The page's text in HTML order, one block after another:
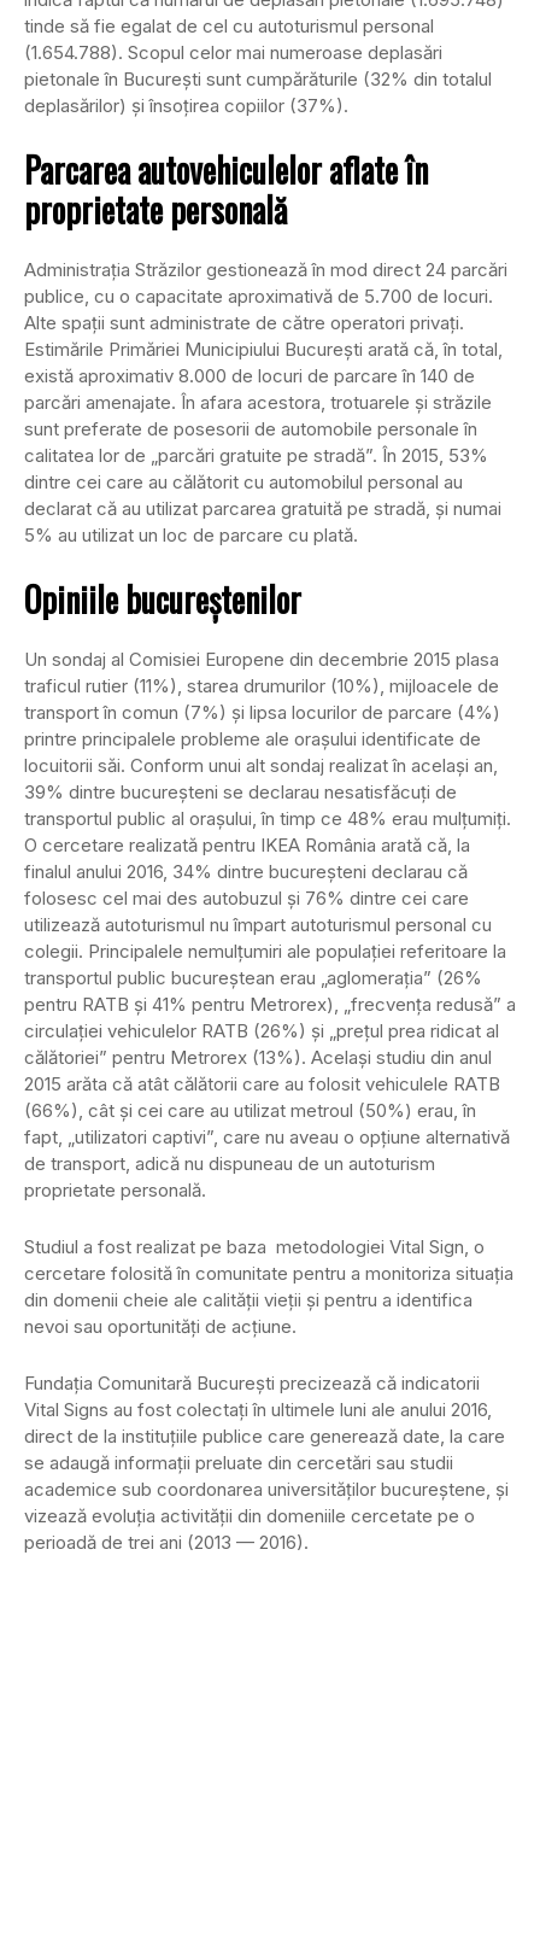
tinde să fie egalat de cel cu autoturismul personal
(1.654.788). Scopul celor mai numeroase deplasări
pietonale în Bucureşti sunt cumpărăturile (32% din totalul
deplasărilor) şi însoţirea copiilor (37%).
Parcarea autovehiculelor aflate în
proprietate personală
Administraţia Străzilor gestionează în mod direct 24 parcări
publice, cu o capacitate aproximativă de 5.700 de locuri.
Alte spaţii sunt administrate de către operatori privaţi.
Estimările Primăriei Municipiului Bucureşti arată că, în total,
există aproximativ 8.000 de locuri de parcare în 140 de
parcări amenajate. În afara acestora, trotuarele şi străzile
sunt preferate de posesorii de automobile personale în
calitatea lor de „parcări gratuite pe stradă”. În 2015, 53%
dintre cei care au călătorit cu automobilul personal au
declarat că au utilizat parcarea gratuită pe stradă, şi numai
5% au utilizat un loc de parcare cu plată.
Opiniile bucureştenilor
Un sondaj al Comisiei Europene din decembrie 2015 plasa
traficul rutier (11%), starea drumurilor (10%), mijloacele de
transport în comun (7%) şi lipsa locurilor de parcare (4%)
printre principalele probleme ale oraşului identificate de
locuitorii săi. Conform unui alt sondaj realizat în acelaşi an,
39% dintre bucureşteni se declarau nesatisfăcuţi de
transportul public al oraşului, în timp ce 48% erau mulţumiţi.
O cercetare realizată pentru IKEA România arată că, la
finalul anului 2016, 34% dintre bucureşteni declarau că
folosesc cel mai des autobuzul şi 76% dintre cei care
utilizează autoturismul nu împart autoturismul personal cu
colegii. Principalele nemulţumiri ale populaţiei referitoare la
transportul public bucureştean erau „aglomeraţia” (26%
pentru RATB şi 41% pentru Metrorex), „frecvenţa redusă” a
circulaţiei vehiculelor RATB (26%) şi „preţul prea ridicat al
călătoriei” pentru Metrorex (13%). Acelaşi studiu din anul
2015 arăta că atât călătorii care au folosit vehiculele RATB
(66%), cât şi cei care au utilizat metroul (50%) erau, în
fapt, „utilizatori captivi”, care nu aveau o opţiune alternativă
de transport, adică nu dispuneau de un autoturism
proprietate personală.
Studiul a fost realizat pe baza metodologiei Vital Sign, o
cercetare folosită în comunitate pentru a monitoriza situaţia
din domenii cheie ale calităţii vieţii şi pentru a identifica
nevoi sau oportunităţi de acţiune.
Fundaţia Comunitară Bucureşti precizează că indicatorii
Vital Signs au fost colectaţi în ultimele luni ale anului 2016,
direct de la instituţiile publice care generează date, la care
se adaugă informaţii preluate din cercetări sau studii
academice sub coordonarea universităţilor bucureştene, şi
vizează evoluţia activităţii din domeniile cercetate pe o
perioadă de trei ani (2013 — 2016).